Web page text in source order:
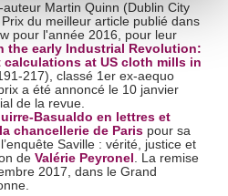
traitement de vos données
préférences, reportez-vous à la
pouvez modifier ou retirer votre
à partir de la déclaration sur
de personnaliser le contenu
fonctionnalités relatives aux
notre trafic. Nous
auteur Martin Quinn (Dublin City
du meilleur article publié dans
pour l'année 2016, pour leur
the early Industrial Revolution:
at US cloth mills in
217), classé 1er ex-aequo
a été annoncé le 10 janvier
de la revue.
Basualdo en lettres et
chancellerie de Paris pour sa
Saville : vérité, justice et
de Valérie Peyronel . La remise
2017, dans le Grand